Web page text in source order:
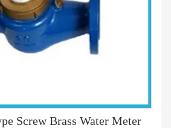
Screw Brass Water Meter